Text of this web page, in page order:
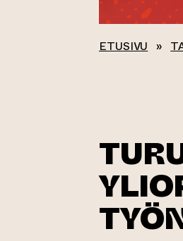
ETUSIVU »